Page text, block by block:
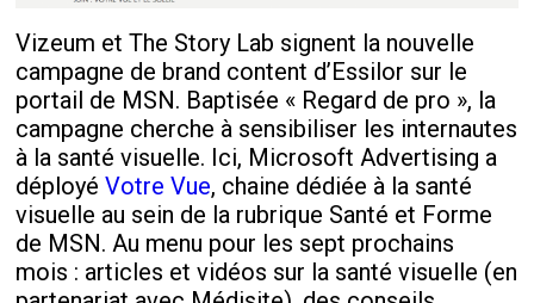
Vizeum et The Story Lab signent la nouvelle
campagne de brand content d’Essilor sur le
portail de MSN. Baptisée « Regard de pro », la
campagne cherche à sensibiliser les internautes
à la santé visuelle. Ici, Microsoft Advertising a
déployéVotre Vue, chaine dédiée à la santé
visuelle au sein de la rubrique Santé et Forme
de MSN. Au menu pour les sept prochains
mois : articles et vidéos sur la santé visuelle (en